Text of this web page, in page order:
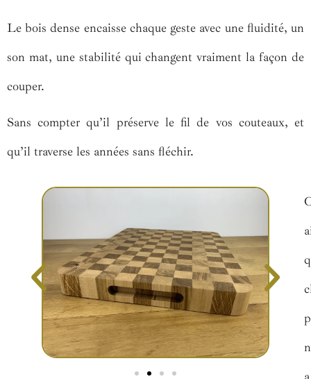
Le bois dense encaisse chaque geste avec une fluidité, un
son mat, une stabilité qui changent vraiment la façon de
couper.
Sans compter qu’il préserve le fil de vos couteaux, et
qu’il traverse les années sans fléchir.